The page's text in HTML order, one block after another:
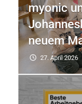
myonic
neuem
27. April 2026